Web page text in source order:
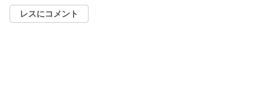
レスにコメント